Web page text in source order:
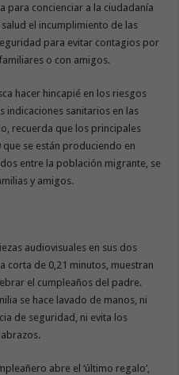
para concienciar a la ciudadanía
el incumplimiento de las
para evitar contagios por
o con amigos.
hacer hincapié en los riesgos
indicaciones sanitarios en las
recuerda que los principales
se están produciendo en
entre la población migrante, se
y amigos.
audiovisuales en sus dos
corta de 0,21 minutos, muestran
el cumpleaños del padre.
se hace lavado de manos, ni
de seguridad, ni evita los
abre el ‘último regalo’,